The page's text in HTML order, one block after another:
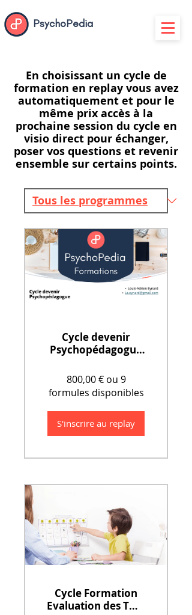
PsychoPedia
En choisissant un cycle de
formation en replay vous avez
automatiquement et pour le
même prix accès à la
prochaine session du cycle en
visio direct pour échanger,
poser vos questions et revenir
ensemble sur certains points.
Cycle devenir
Psychopédagogue
800,00 € ou 9
formules disponibles
S'inscrire au replay
Cycle Formation
Evaluation des TND